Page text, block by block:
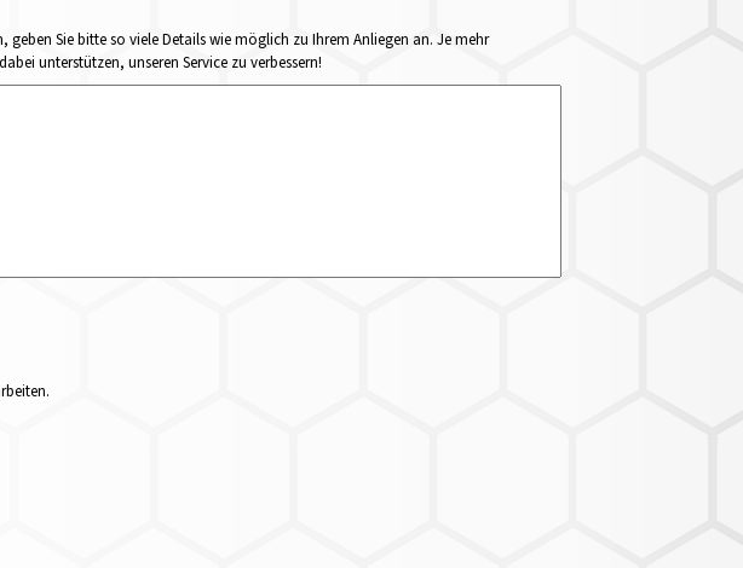
Sie bitte so viele Details wie möglich zu Ihrem Anliegen an. Je mehr
unterstützen, unseren Service zu verbessern!